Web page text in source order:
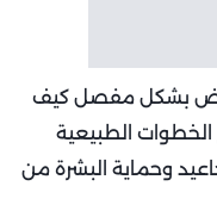
بشكل مفصل كيف
الخطوات الطبيعية
وحماية البشرة من